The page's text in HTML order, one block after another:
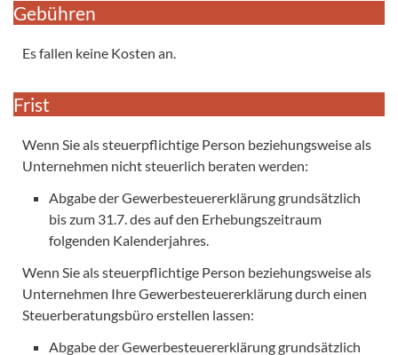
Gebühren
Es fallen keine Kosten an.
Frist
Wenn Sie als steuerpflichtige Person beziehungsweise als
Unternehmen nicht steuerlich beraten werden:
Abgabe der Gewerbesteuererklärung grundsätzlich
bis zum 31.7. des auf den Erhebungszeitraum
folgenden Kalenderjahres.
Wenn Sie als steuerpflichtige Person beziehungsweise als
Unternehmen Ihre Gewerbesteuererklärung durch einen
Steuerberatungsbüro erstellen lassen:
Abgabe der Gewerbesteuererklärung grundsätzlich